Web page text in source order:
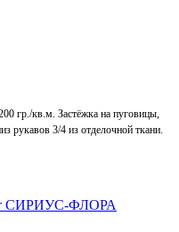
гр./кв.м. Застёжка на пуговицы,
рукавов 3/4 из отделочной ткани.
СИРИУС-ФЛОРА